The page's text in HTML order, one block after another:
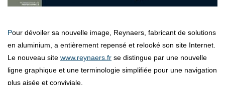
Pour dévoiler sa nouvelle image, Reynaers, fabricant de solutions
en aluminium, a entièrement repensé et relooké son site Internet.
Le nouveau site www.reynaers.fr se distingue par une nouvelle
ligne graphique et une terminologie simplifiée pour une navigation
plus aisée et conviviale.